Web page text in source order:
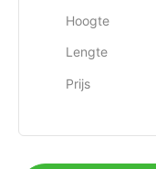
Hoogte
Lengte
Prijs